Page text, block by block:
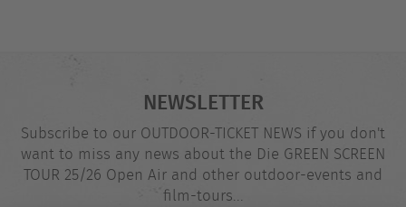
NEWSLETTER
Subscribe to our OUTDOOR-TICKET NEWS if you don't
want to miss any news about the Die GREEN SCREEN
TOUR 25/26 Open Air and other outdoor-events and
film-tours...